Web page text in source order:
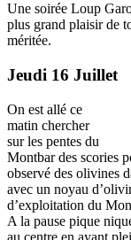
Une soirée Loup
plus grand plaisir de
méritée.
Jeudi 16 Juillet
On est allé ce
matin chercher
sur les pentes du
Montbar des scories
observé des olivines
avec un noyau
d’exploitation du
A la pause pique
au centre en ayant